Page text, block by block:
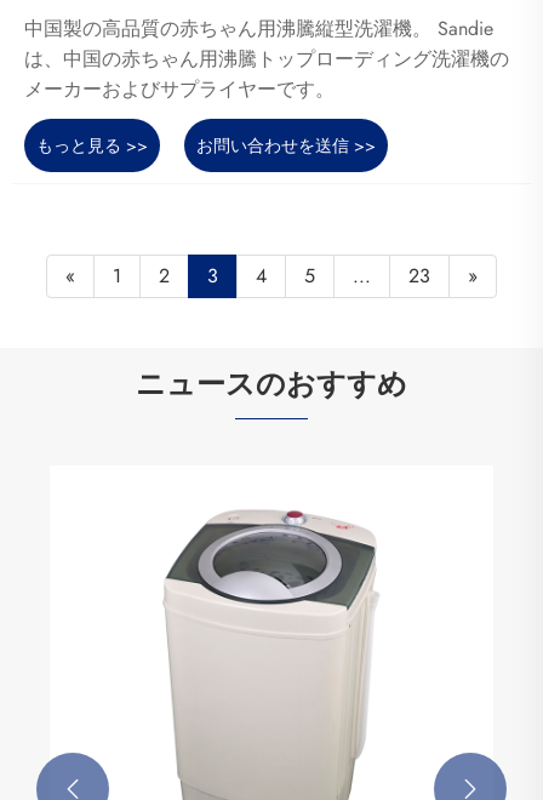
中国製の高品質の赤ちゃん用沸騰縦型洗濯機。 Sandie
は、中国の赤ちゃん用沸騰トップローディング洗濯機の
メーカーおよびサプライヤーです。
もっと見る >> お問い合わせを送信 >>
« 1 2 3 4 5 ... 23 »
ニュースのおすすめ
 